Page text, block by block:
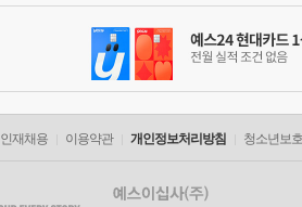
인재채용 이용약관 개인정보처리방침 청소년보